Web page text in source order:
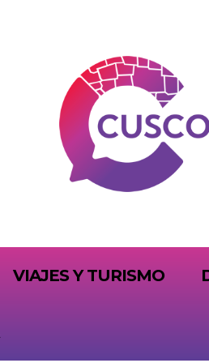
VIAJES Y TURISMO